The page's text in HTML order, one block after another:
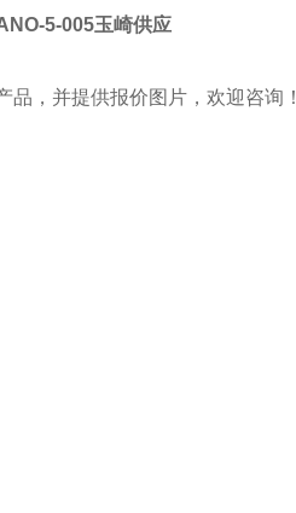
5-005玉崎供应
品，并提供报价图片，欢迎咨询！